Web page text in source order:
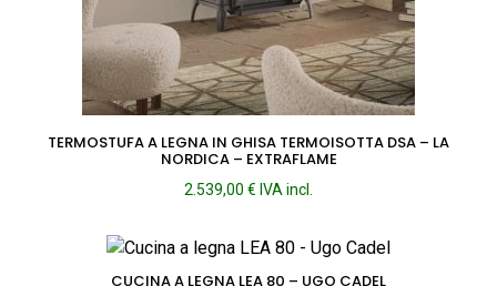
TERMOSTUFA A LEGNA IN GHISA TERMOISOTTA DSA – LA
NORDICA – EXTRAFLAME
2.539,00 € IVA incl.
CUCINA A LEGNA LEA 80 – UGO CADEL